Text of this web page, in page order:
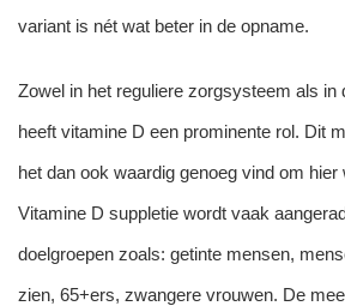
variant is nét wat beter in de opname.
Zowel in het reguliere zorgsysteem als in
heeft vitamine D een prominente rol. Dit
het dan ook waardig genoeg vind om hier
Vitamine D suppletie wordt vaak
doelgroepen zoals: getinte mensen,
zien, 65+ers, zwangere vrouwen. De